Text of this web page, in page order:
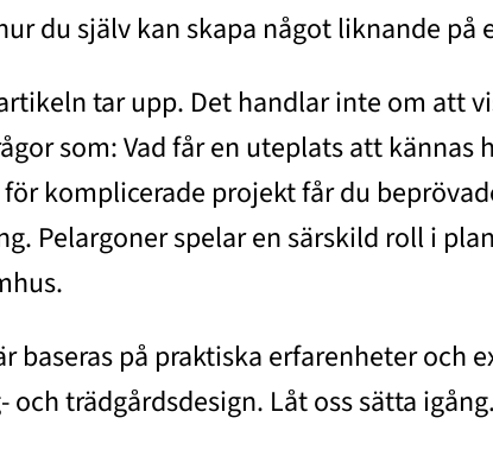
du själv kan skapa något liknande på
tar upp. Det handlar inte om att
som: Vad får en uteplats att
för komplicerade projekt får du
Pelargoner spelar en särskild roll i
baseras på praktiska erfarenheter
trädgårdsdesign. Låt oss sätta igång.